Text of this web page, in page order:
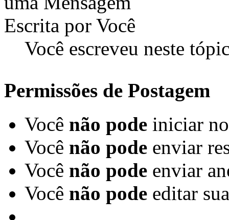
Você escreveu neste
Permissões de Postagem
Você não pode iniciar
Você não pode enviar
Você não pode enviar
Você não pode editar